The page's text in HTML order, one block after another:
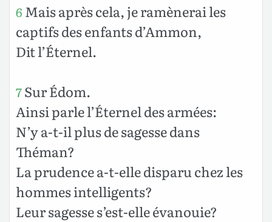
6 Mais après cela, je ramènerai les
captifs des enfants d’Ammon,
Dit l’Éternel.
7Sur Édom.
Ainsi parle l’Éternel des armées:
N’y a-t-il plus de sagesse dans
Théman?
La prudence a-t-elle disparu chez les
hommes intelligents?
Leur sagesse s’est-elle évanouie?